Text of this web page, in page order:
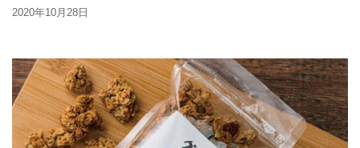
2020年10月28日